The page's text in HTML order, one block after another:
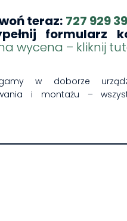
teraz: 727 929
formularz
wycena – kliknij
w doborze
i montażu –